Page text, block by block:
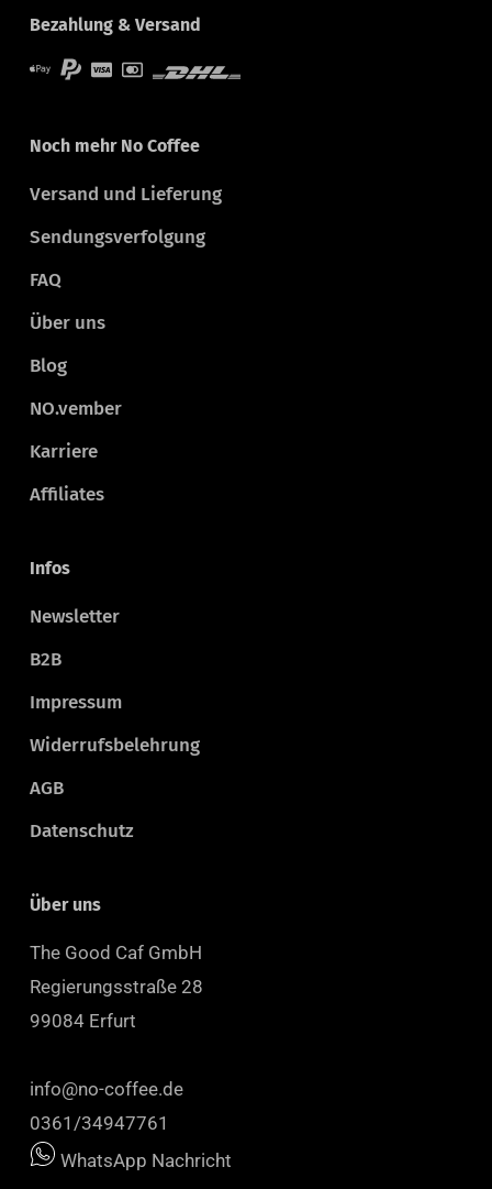
Bezahlung & Versand
Noch mehr No Coffee
Versand und Lieferung
Sendungsverfolgung
FAQ
Über uns
Blog
NO.vember
Karriere
Affiliates
Infos
Newsletter
B2B
Impressum
Widerrufsbelehrung
AGB
Datenschutz
Über uns
The Good Caf GmbH
Regierungsstraße 28
99084 Erfurt
info@no-coffee.de
0361/34947761
WhatsApp Nachricht